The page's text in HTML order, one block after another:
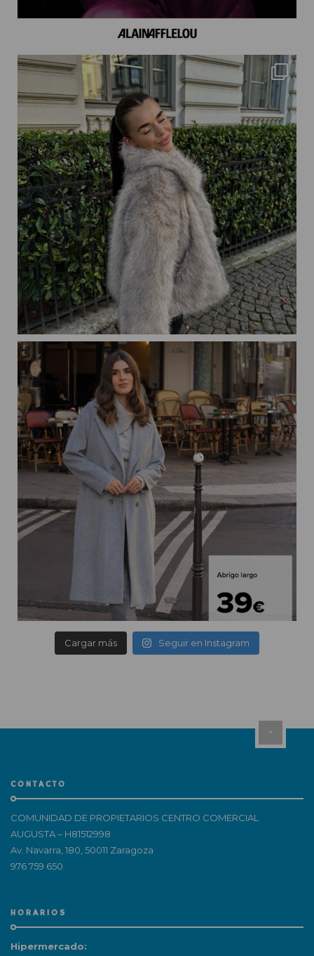
Cargar más Seguir en Instagram
CONTACTO
COMUNIDAD DE PROPIETARIOS CENTRO COMERCIAL
AUGUSTA – H81512998
Av. Navarra, 180, 50011 Zaragoza
976 759 650
HORARIOS
Hipermercado: